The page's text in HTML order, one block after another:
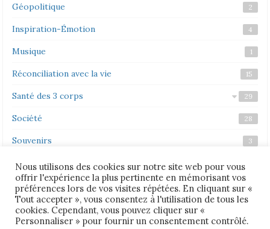
Géopolitique 2
Inspiration-Émotion 4
Musique 1
Réconciliation avec la vie 15
Santé des 3 corps 29
Corps émotionnel 3
Corps mental 5
Corps physique 22
Société 28
Souvenirs 3
Vidéos
Vie politique 1
Nous utilisons des cookies sur notre site web pour vous
offrir l'expérience la plus pertinente en mémorisant vos
préférences lors de vos visites répétées. En cliquant sur «
Tout accepter », vous consentez à l'utilisation de tous les
cookies. Cependant, vous pouvez cliquer sur «
Personnaliser » pour fournir un consentement contrôlé.